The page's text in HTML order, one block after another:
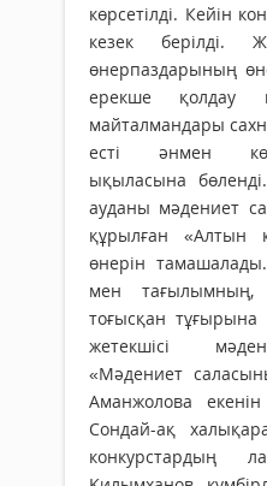
көрсетілді. Кейін
кезек
өнерпаздарының
ерекше қолдау
майталмандары
есті әнмен
ықыласына
ауданы мәдениет
құрылған «Алтын
өнерін
мен
тоғысқан тұғырына
жетекшісі
«Мәдениет
Аманжолова
Сондай-ақ
конкурстардың